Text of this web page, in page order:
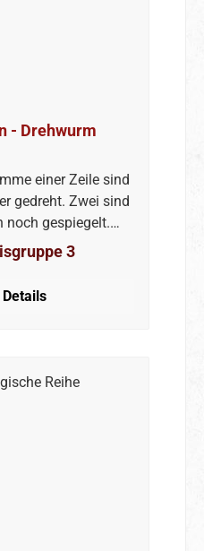
- Drehwurm
einer Zeile sind
gedreht. Zwei sind
noch gespiegelt.
Welche?
3
Details